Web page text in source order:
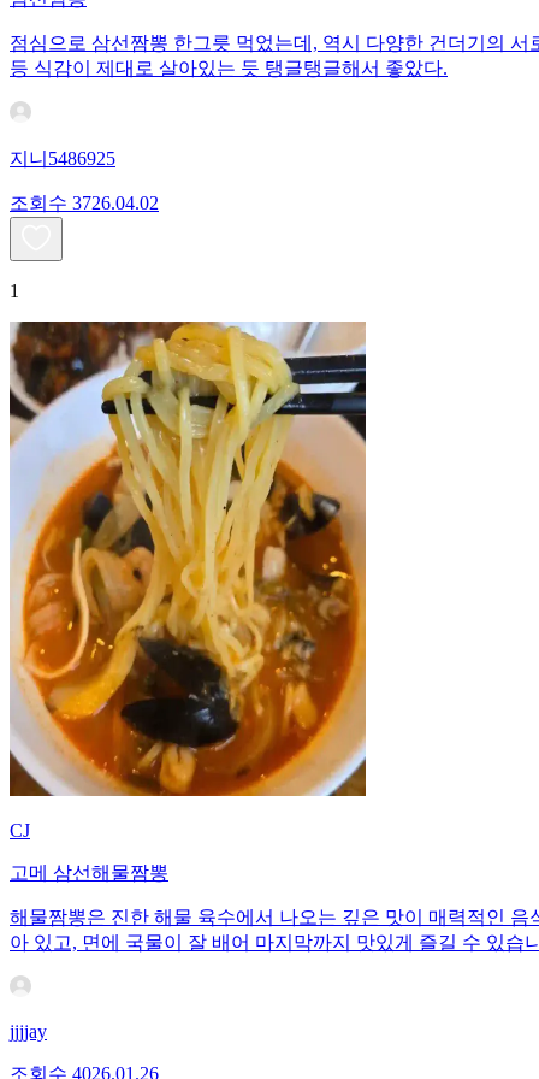
점심으로 삼선짬뽕 한그릇 먹었는데, 역시 다양한 건더기의
등 식감이 제대로 살아있는 듯 탱글탱글해서 좋았다.
지니5486925
조회수 3726.04.02
1
CJ
고메 삼선해물짬뽕
해물짬뽕은 진한 해물 육수에서 나오는 깊은 맛이 매력적인
아 있고, 면에 국물이 잘 배어 마지막까지 맛있게 즐길 수 있습
jjjjay
조회수 4026.01.26